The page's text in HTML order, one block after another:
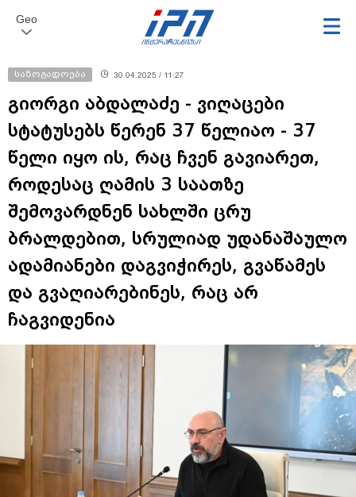
Geo
საზოგადოება 30.04.2025 / 11:27
გიორგი აბდალაძე - ვიღაცები
სტატუსებს წერენ 37 წელიაო - 37
წელი იყო ის, რაც ჩვენ გავიარეთ,
როდესაც ღამის 3 საათზე
შემოვარდნენ სახლში ცრუ
ბრალდებით, სრულიად უდანაშაულო
ადამიანები დაგვიჭირეს, გვაწამეს
და გვაღიარებინეს, რაც არ
ჩაგვიდენია